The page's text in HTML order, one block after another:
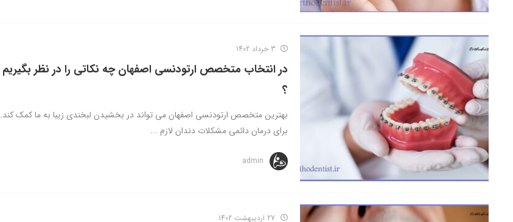
در انتخاب متخصص ارتودنسی اصفهان چه نکاتی را در نظر بگیریم
؟
بهترین متخصص ارتودنسی اصفهان می تواند در بخشیدن لبخندی زیبا به ما کمک کند.
برای درمان دائمی مشکلات دندان لازم ...
admin